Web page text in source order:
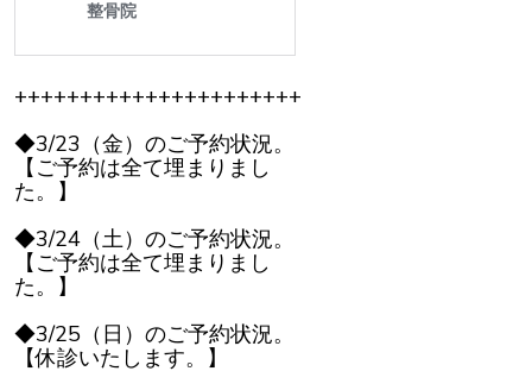
++++++++++++++++++++++
◆3/23（金）のご予約状況。
【ご予約は全て埋まりまし
た。】
◆3/24（土）のご予約状況。
【ご予約は全て埋まりまし
た。】
◆3/25（日）のご予約状況。
【休診いたします。】